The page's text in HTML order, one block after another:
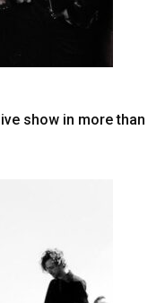
show in more than